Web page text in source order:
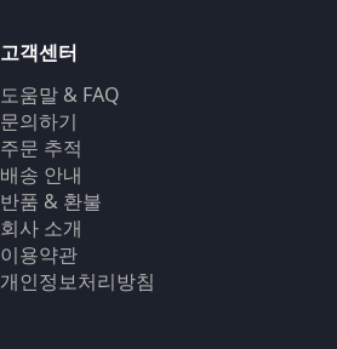
고객센터
도움말 & FAQ
문의하기
주문 추적
배송 안내
반품 & 환불
회사 소개
이용약관
개인정보처리방침